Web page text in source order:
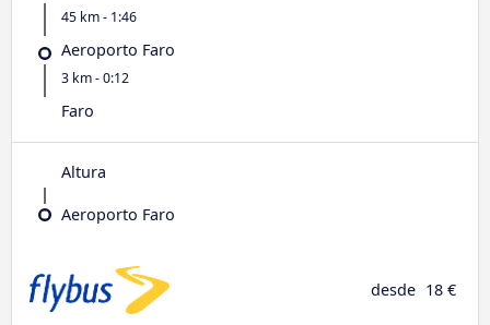
45 km - 1:46
Aeroporto Faro
3 km - 0:12
Faro
Altura
Aeroporto Faro
desde 18 €